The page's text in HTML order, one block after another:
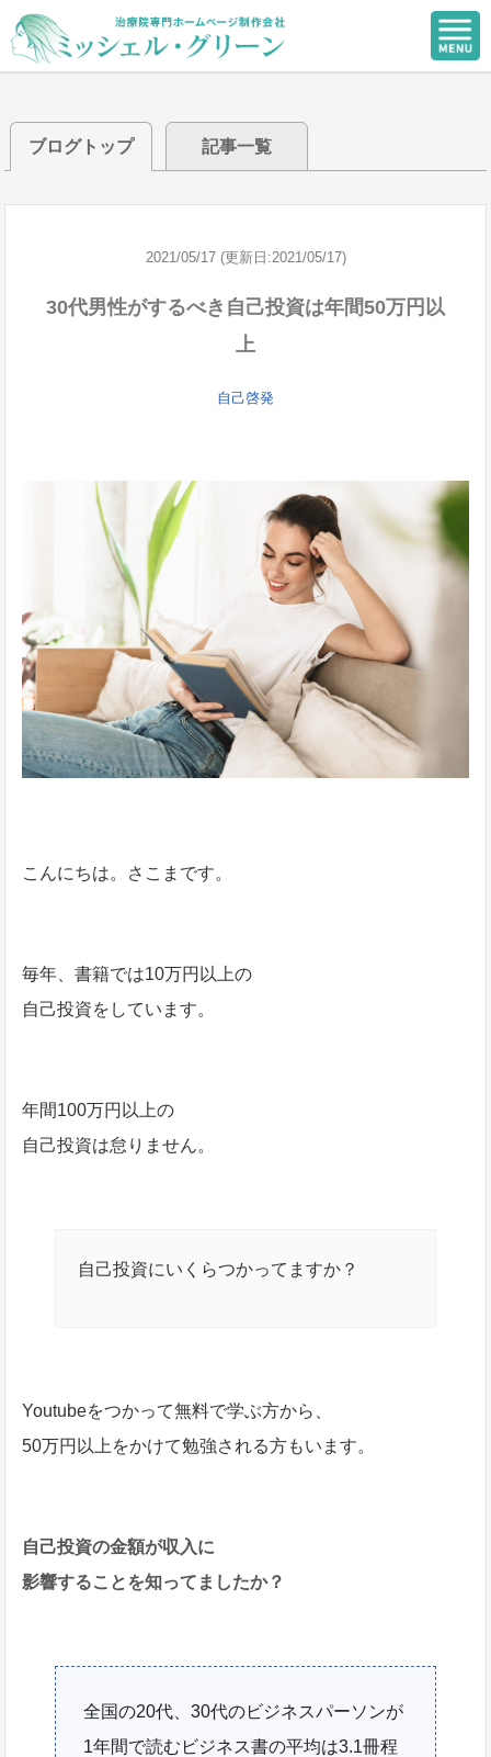
ブログトップ 記事一覧
2021/05/17 (更新日:2021/05/17)
30代男性がするべき自己投資は年間50万円以
上
自己啓発
こんにちは。さこまです。
毎年、書籍では10万円以上の
自己投資をしています。
年間100万円以上の
自己投資は怠りません。
自己投資にいくらつかってますか？
Youtubeをつかって無料で学ぶ方から、
50万円以上をかけて勉強される方もいます。
自己投資の金額が収入に
影響することを知ってましたか？
全国の20代、30代のビジネスパーソンが
1年間で読むビジネス書の平均は3.1冊程